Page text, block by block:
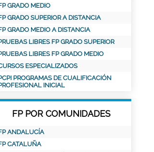
GRADO MEDIO
GRADO SUPERIOR A DISTANCIA
GRADO MEDIO A DISTANCIA
LIBRES FP GRADO SUPERIOR
LIBRES FP GRADO MEDIO
ESPECIALIZADOS
PROGRAMAS DE CUALIFICACIÓN
INICIAL
FP POR COMUNIDADES
ANDALUCÍA
CATALUÑA